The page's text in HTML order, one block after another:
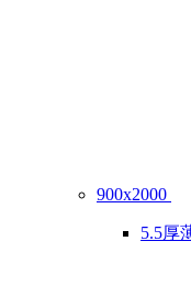
900x2000
5.5厚